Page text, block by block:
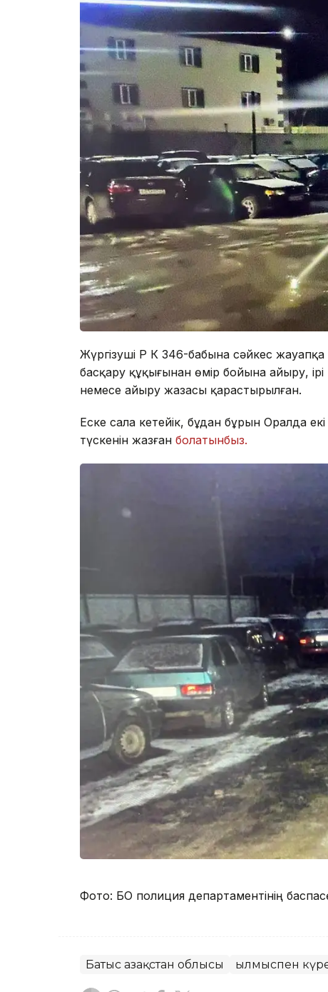
Жүргізуші ҚР ҚК 346-бабына сәйкес
басқару құқығынан өмір бойына айыру,
немесе айыру жазасы қарастырылған.
Еске сала кетейік, бұдан бұрын Оралда
түскенін жазған болатынбыз.
Фото: БҚО полиция департаментінің
Батыс Қазақстан облысы Қылмыспен